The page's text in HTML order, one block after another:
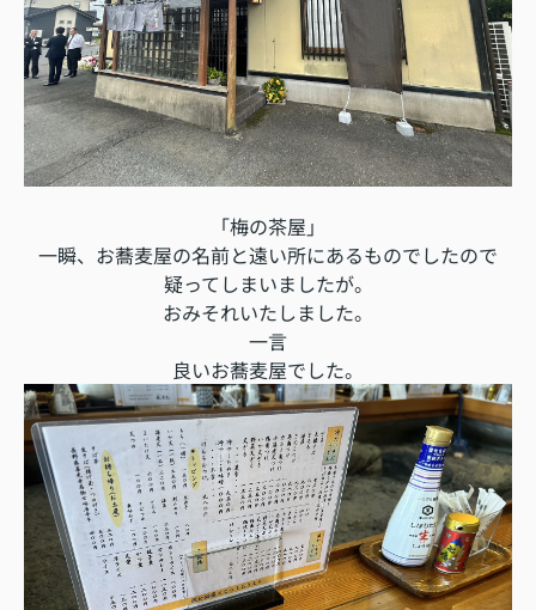
「梅の茶屋」
一瞬、お蕎麦屋の名前と遠い所にあるものでしたので
疑ってしまいましたが。
おみそれいたしました。
一言
良いお蕎麦屋でした。